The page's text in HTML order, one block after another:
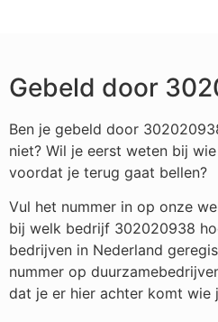
Gebeld door
Ben je gebeld door
niet? Wil je eerst weten bij
voordat je terug gaat bellen?
Vul het nummer in op onze
bij welk bedrijf 302020938
bedrijven in Nederland
nummer op
dat je er hier achter komt wie